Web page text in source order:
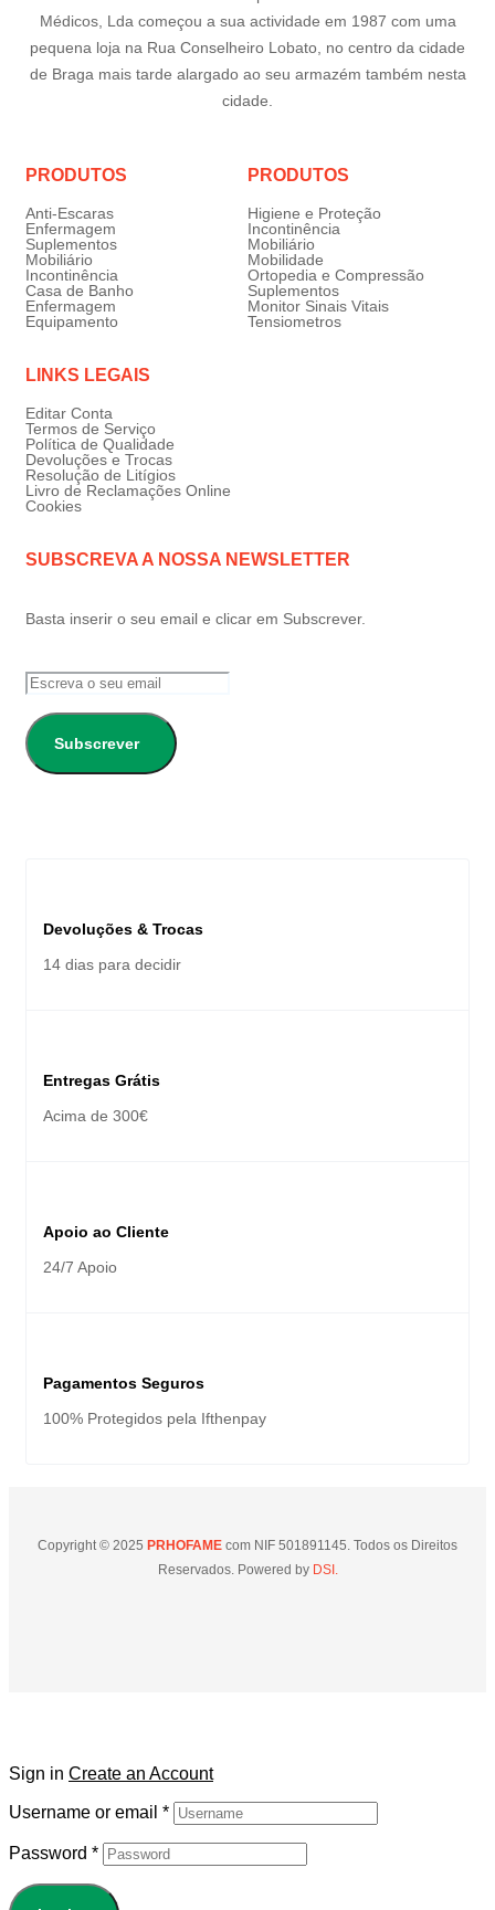
Médicos, Lda começou a sua actividade em 1987 com uma
pequena loja na Rua Conselheiro Lobato, no centro da cidade
de Braga mais tarde alargado ao seu armazém também nesta
cidade.
PRODUTOS
Anti-Escaras
Enfermagem
Suplementos
Mobiliário
Incontinência
Casa de Banho
Enfermagem
Equipamento
PRODUTOS
Higiene e Proteção
Incontinência
Mobiliário
Mobilidade
Ortopedia e Compressão
Suplementos
Monitor Sinais Vitais
Tensiometros
LINKS LEGAIS
Editar Conta
Termos de Serviço
Política de Qualidade
Devoluções e Trocas
Resolução de Litígios
Livro de Reclamações Online
Cookies
SUBSCREVA A NOSSA NEWSLETTER
Basta inserir o seu email e clicar em Subscrever.
Subscrever
Devoluções & Trocas
14 dias para decidir
Entregas Grátis
Acima de 300€
Apoio ao Cliente
24/7 Apoio
Pagamentos Seguros
100% Protegidos pela Ifthenpay
Copyright © 2025 PRHOFAME com NIF 501891145. Todos os Direitos
Reservados. Powered byDSI.
Sign in Create an Account
Username or email *
Password *